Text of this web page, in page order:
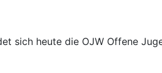
sich heute die OJW Offene